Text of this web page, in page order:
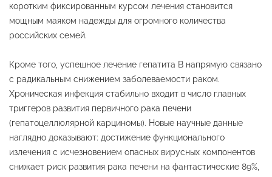
коротким фиксированным курсом лечения становится
мощным маяком надежды для огромного количества
российских семей.
Кроме того, успешное лечение гепатита B напрямую связано
с радикальным снижением заболеваемости раком.
Хроническая инфекция стабильно входит в число главных
триггеров развития первичного рака печени
(гепатоцеллюлярной карциномы). Новые научные данные
наглядно доказывают: достижение функционального
излечения с исчезновением опасных вирусных компонентов
снижает риск развития рака печени на фантастические 89%,